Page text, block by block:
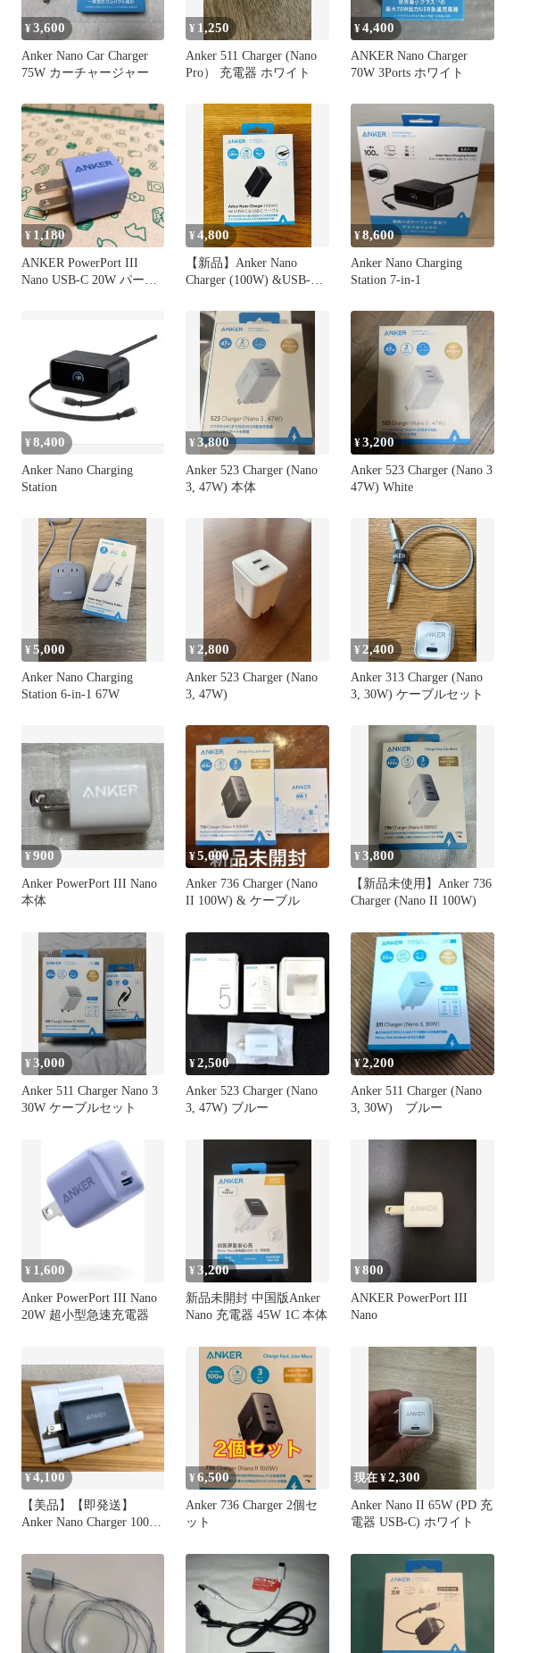
¥3,600
Anker Nano Car Charger
75W カーチャージャー
¥ 1,250
Anker 511 Charger (Nano
Pro） 充電器 ホワイト
¥4,400
ANKER Nano Charger
70W 3Ports ホワイト
¥ 1,180
ANKER PowerPort III
Nano USB-C 20W パープ
¥4,800
【新品】Anker Nano
Charger (100W) &USB-C
¥8,600
Anker Nano Charging
Station 7-in-1
¥8,400
Anker Nano Charging
Station
¥3,800
Anker 523 Charger (Nano
3, 47W) 本体
¥3,200
Anker 523 Charger (Nano 3
47W) White
¥5,000
Anker Nano Charging
Station 6-in-1 67W
¥ 2,800
Anker 523 Charger (Nano
3, 47W)
¥ 2,400
Anker 313 Charger (Nano
3, 30W) ケーブルセット
¥900
Anker PowerPort III Nano
本体
¥5,000
Anker 736 Charger (Nano
II 100W) & ケーブル
¥3,800
【新品未使用】Anker 736
Charger (Nano II 100W)
¥3,000
Anker 511 Charger Nano 3
30W ケーブルセット
¥2,500
Anker 523 Charger (Nano
3, 47W) ブルー
¥2,200
Anker 511 Charger (Nano
3, 30W) ブルー
¥ 1,600
Anker PowerPort III Nano
20W 超小型急速充電器
¥3,200
新品未開封 中国版Anker
Nano 充電器 45W 1C 本体
¥800
ANKER PowerPort III
Nano
¥4,100
【美品】【即発送】
Anker Nano Charger 100W
¥6,500
Anker 736 Charger 2個セ
ット
現在 ¥2,300
Anker Nano II 65W (PD 充
電器 USB-C) ホワイト